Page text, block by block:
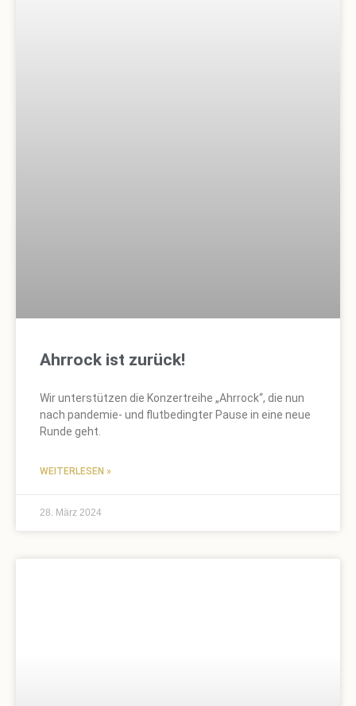
Ahrrock ist zurück!
Wir unterstützen die Konzertreihe „Ahrrock“, die nun
nach pandemie- und flutbedingter Pause in eine neue
Runde geht.
WEITERLESEN »
28. März 2024